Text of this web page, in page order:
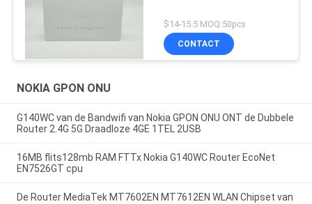
$14-15.5 MOQ:50pcs
CONTACT
NOKIA GPON ONU
G140WC van de Bandwifi van Nokia GPON ONU ONT de Dubbele
Router 2.4G 5G Draadloze 4GE 1TEL 2USB
16MB flits128mb RAM FTTx Nokia G140WC Router EcoNet
EN7526GT cpu
De Router MediaTek MT7602EN MT7612EN WLAN Chipset van